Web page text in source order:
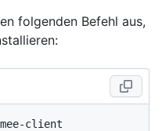
folgenden Befehl aus,